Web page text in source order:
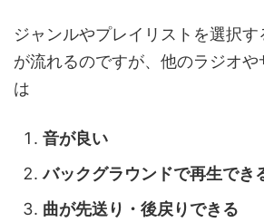
ジャンルやプレイリストを選択
が流れるのですが、他のラジオや
は
音が良い
バックグラウンドで再生でき
曲が先送り・後戻りできる